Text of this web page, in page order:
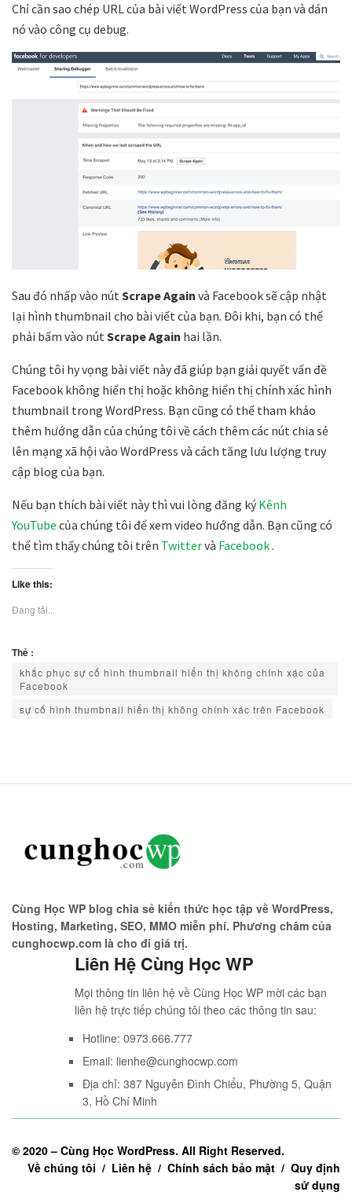
Chỉ cần sao chép URL của bài viết WordPress của bạn và dán
nó vào công cụ debug.
Sau đó nhấp vào nút Scrape Again và Facebook sẽ cập nhật
lại hình thumbnail cho bài viết của bạn. Đôi khi, bạn có thể
phải bấm vào nút Scrape Again hai lần.
Chúng tôi hy vọng bài viết này đã giúp bạn giải quyết vấn đề
Facebook không hiển thị hoặc không hiển thị chính xác hình
thumbnail trong WordPress. Bạn cũng có thể tham khảo
thêm hướng dẫn của chúng tôi về cách thêm các nút chia sẻ
lên mạng xã hội vào WordPress và cách tăng lưu lượng truy
cập blog của bạn.
Nếu bạn thích bài viết này thì vui lòng đăng ký Kênh
YouTube của chúng tôi để xem video hướng dẫn. Bạn cũng có
thể tìm thấy chúng tôi trên Twittervà Facebook.
Like this:
Đang tải...
Thẻ :
khắc phục sự cố hình thumbnail hiển thị không chính xác của
Facebook
sự cố hình thumbnail hiển thị không chính xác trên Facebook
Cùng Học WP blog chia sẻ kiến thức học tập về WordPress,
Hosting, Marketing, SEO, MMO miễn phí. Phương châm của
cunghocwp.com là cho đi giá trị.
Liên Hệ Cùng Học WP
Mọi thông tin liên hệ về Cùng Học WP mời các bạn
liên hệ trực tiếp chúng tôi theo các thông tin sau:
Hotline: 0973.666.777
Email: lienhe@cunghocwp.com
Địa chỉ: 387 Nguyễn Đình Chiểu, Phường 5, Quận
3, Hồ Chí Minh
© 2020 – Cùng Học WordPress. All Right Reserved.
Về chúng tôi / Liên hệ / Chính sách bảo mật / Quy định
sử dụng